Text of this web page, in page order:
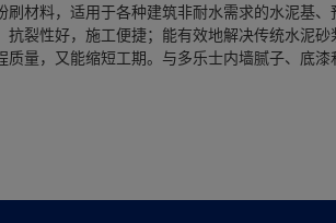
材料，适用于各种建筑非耐水需求的水泥基、
裂性好，施工便捷；能有效地解决传统水泥砂
量，又能缩短工期。与多乐士内墙腻子、底漆